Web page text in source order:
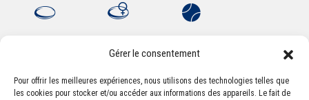
Gérer le consentement
Pour offrir les meilleures expériences, nous utilisons des technologies telles que
les cookies pour stocker et/ou accéder aux informations des appareils. Le fait de
Association Sportive Montferrandaise